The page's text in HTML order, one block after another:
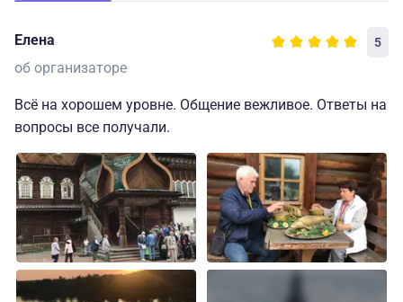
Елена 5
об организаторе
Всё на хорошем уровне. Общение вежливое. Ответы на
вопросы все получали.